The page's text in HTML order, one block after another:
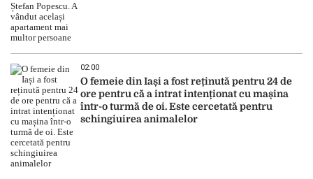
02:00
O femeie din Iași a fost reținută pentru 24 de
ore pentru că a intrat intenționat cu mașina
într-o turmă de oi. Este cercetată pentru
schingiuirea animalelor